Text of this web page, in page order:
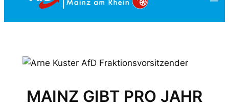
MAINZ GIBT PRO JAHR